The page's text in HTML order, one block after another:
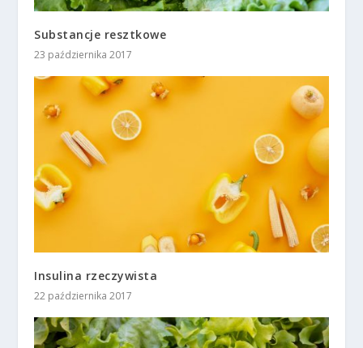
Substancje resztkowe
23 października 2017
Insulina rzeczywista
22 października 2017